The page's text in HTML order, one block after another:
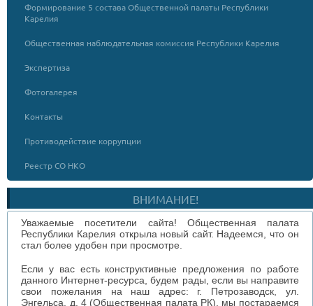
Формирование 5 состава Общественной палаты Республики
Карелия
Общественная наблюдательная комиссия Республики Карелия
Экспертиза
Фотогалерея
Контакты
Противодействие коррупции
Реестр СО НКО
ВНИМАНИЕ!
Уважаемые посетители сайта! Общественная палата
Республики Карелия открыла новый сайт. Надеемся, что он
стал более удобен при просмотре.
Если у вас есть конструктивные предложения по работе
данного Интернет-ресурса, будем рады, если вы направите
свои пожелания на наш адрес: г. Петрозаводск, ул.
Энгельса, д. 4 (Общественная палата РК), мы постараемся